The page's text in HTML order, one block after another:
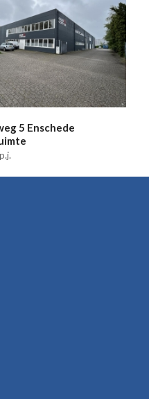
5 Enschede
p.j.